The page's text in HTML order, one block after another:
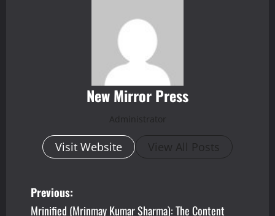
New Mirror Press
Administrator
Visit Website View All Posts
P
Previous:
Mrinified (Mrinmay Kumar Sharma): The Content